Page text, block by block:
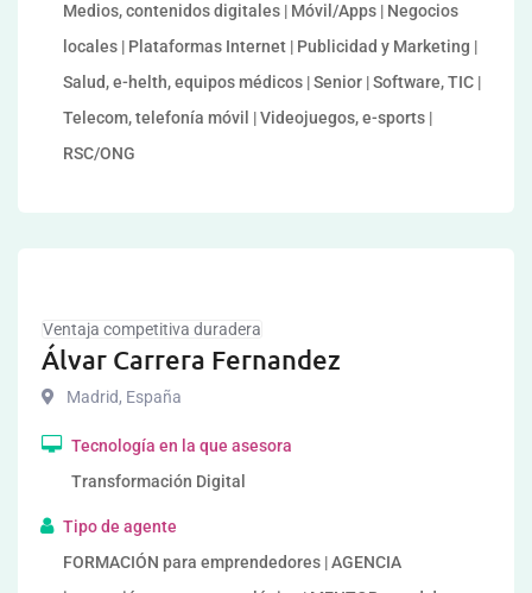
Medios, contenidos digitales | Móvil/Apps | Negocios
locales | Plataformas Internet | Publicidad y Marketing |
Salud, e-helth, equipos médicos | Senior | Software, TIC |
Telecom, telefonía móvil | Videojuegos, e-sports |
RSC/ONG
Ventaja competitiva duradera
Álvar Carrera Fernandez
Madrid, España
Tecnología en la que asesora
Transformación Digital
Tipo de agente
FORMACIÓN para emprendedores | AGENCIA